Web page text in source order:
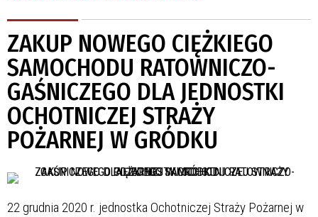
ZAKUP NOWEGO CIĘŻKIEGO
SAMOCHODU RATOWNICZO-
GAŚNICZEGO DLA JEDNOSTKI
OCHOTNICZEJ STRAŻY
POŻARNEJ W GRÓDKU
22 grudnia 2020 r. jednostka Ochotniczej Straży Pożarnej w